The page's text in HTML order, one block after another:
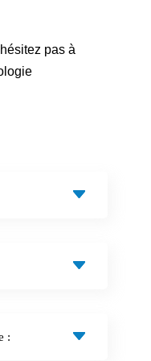
pas à
: